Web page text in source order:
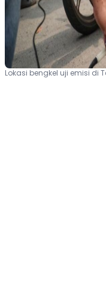
Lokasi bengkel uji emisi di